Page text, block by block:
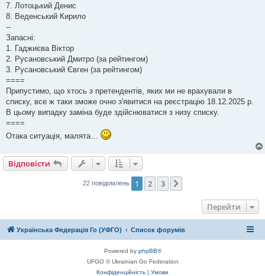
7. Лотоцький Денис
8. Веденський Кирило
--
Запасні:
1. Гаджиєва Віктор
2. Русановський Дмитро (за рейтингом)
3. Русановський Євген (за рейтингом)
====
Припустимо, що хтось з претендентів, яких ми не врахували в
списку, все ж таки зможе очно з'явитися на реєстрацію 18.12.2025 р.
В цьому випадку заміна буде здійснюватися з низу списку.
====
Отака ситуація, малята...
Відповісти
22 повідомлень 1 2 3
Перейти
Українська Федерація Го (УФГО) Список форумів
Powered by phpBB®
UFGO © Ukrainian Go Federation
Конфіденційність | Умови